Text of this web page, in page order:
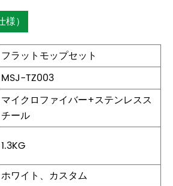
）
フラットモップセット
MSJ-TZ003
マイクロファイバー+ステンレスス
チール
1.3KG
ホワイト、カスタム